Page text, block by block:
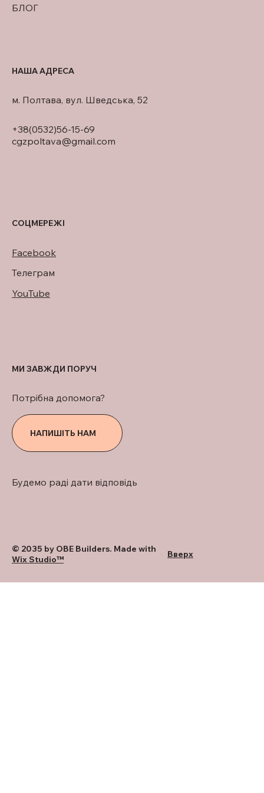
БЛОГ
+38(0532)56-15-69
cgzpoltava@gmail.com
м. Полтава, вул. Шведська, 52
НАША АДРЕСА
СОЦМЕРЕЖІ
Facebook
Телеграм
YouTube
Будемо раді дати відповідь
НАПИШІТЬ НАМ
Потрібна допомога?
МИ ЗАВЖДИ ПОРУЧ
© 2035 by OBE Builders. Made with
Wix Studio™
Вверх